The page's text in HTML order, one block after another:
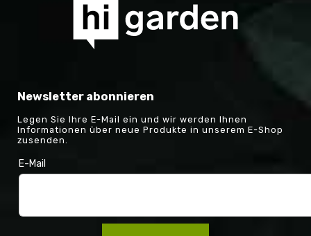
Newsletter abonnieren
Legen Sie Ihre E-Mail ein und wir werden Ihnen
Informationen über neue Produkte in unserem E-Shop
zusenden.
E-Mail